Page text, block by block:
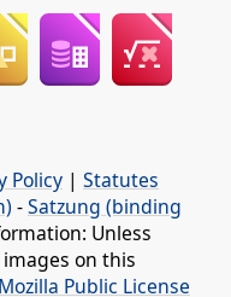
Policy | Statutes
-Satzung (binding
Unless
on this
Mozilla Public License